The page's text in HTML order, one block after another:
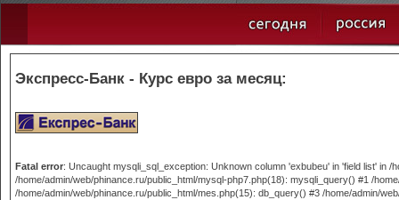
Экспресс-Банк - Курс евро за месяц:
Fatal error: Uncaught mysqli_sql_exception: Unknown column 'exbubeu' in 'field list' in
/home/admin/web/phinance.ru/public_html/mysql-php7.php(18): mysqli_query() #1 /
/home/admin/web/phinance.ru/public_html/mes.php(15): db_query() #3 /home/admin/